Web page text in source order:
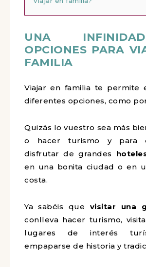
UNA
OPCIONES PARA
FAMILIA
Viajar en familia te permite
diferentes opciones, como
Quizás lo vuestro sea más
o hacer turismo y para
disfrutar de grandes
en una bonita ciudad o en
costa.
Ya sabéis que visitar una
conlleva hacer turismo,
lugares de interés
empaparse de historia y